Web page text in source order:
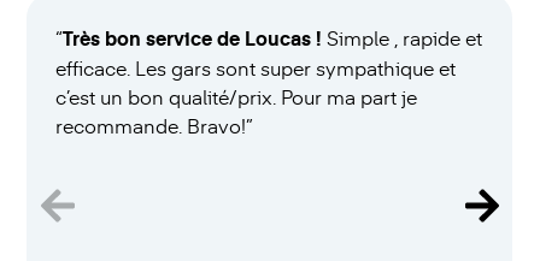
“Très bon service de Loucas !Simple , rapide et
efficace. Les gars sont super sympathique et
c’est un bon qualité/prix. Pour ma part je
recommande. Bravo!”